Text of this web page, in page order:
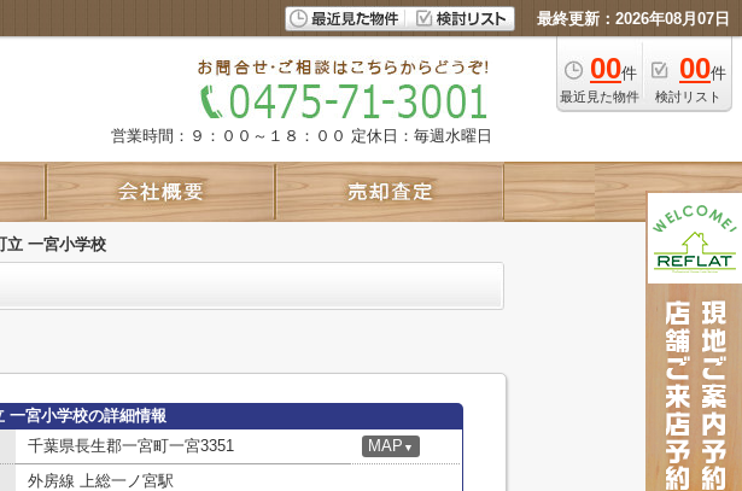
最終更新：2026年08月07日
00件
最近見た物件
00件
検討リスト
営業時間：９：００～１８：００ 定休日：毎週水曜日
立 一宮小学校
一宮小学校の詳細情報
千葉県長生郡一宮町一宮3351 MAP ▼
外房線 上総一ノ宮駅